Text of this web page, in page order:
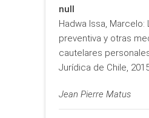
null
Hadwa Issa, Marcelo:
preventiva y otras
cautelares
Jurídica de Chile,
Jean Pierre Matus